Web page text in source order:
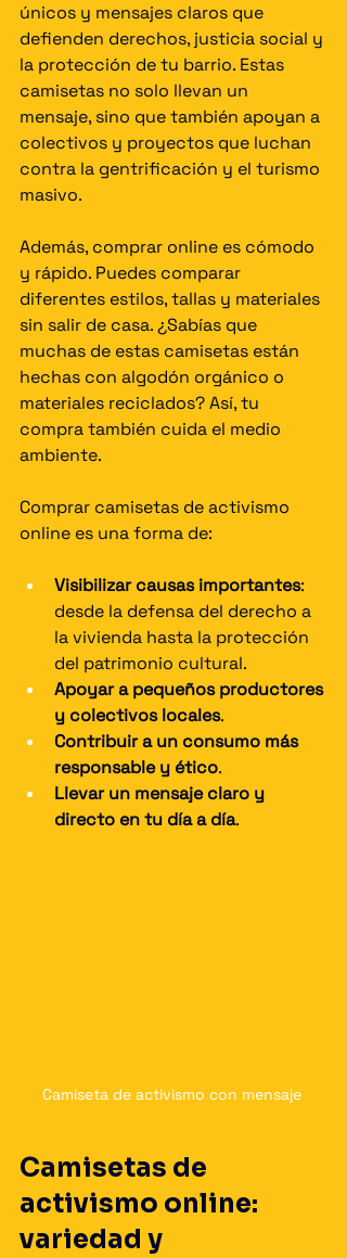
únicos y mensajes claros que
defienden derechos, justicia social y
la protección de tu barrio. Estas
camisetas no solo llevan un
mensaje, sino que también apoyan a
colectivos y proyectos que luchan
contra la gentrificación y el turismo
masivo.
Además, comprar online es cómodo
y rápido. Puedes comparar
diferentes estilos, tallas y materiales
sin salir de casa. ¿Sabías que
muchas de estas camisetas están
hechas con algodón orgánico o
materiales reciclados? Así, tu
compra también cuida el medio
ambiente.
Comprar camisetas de activismo
online es una forma de:
Visibilizar causas importantes:
desde la defensa del derecho a
la vivienda hasta la protección
del patrimonio cultural.
Apoyar a pequeños productores
y colectivos locales.
Contribuir a un consumo más
responsable y ético.
Llevar un mensaje claro y
directo en tu día a día.
Camiseta de activismo con mensaje
Camisetas de
activismo online:
variedad y